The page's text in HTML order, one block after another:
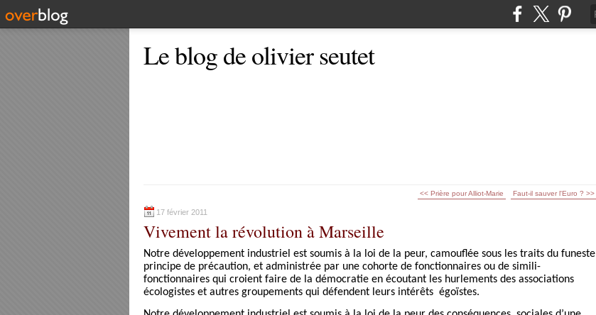
Le blog de olivier seutet
<< Prière pour Alliot-Marie Faut-il sauver l'Euro ? >>
17 février 2011
Vivement la révolution à Marseille
Notre développement industriel est soumis à la loi de la peur, camouflée sous les traits du funeste
principe de précaution, et administrée par une cohorte de fonctionnaires ou de simili-
fonctionnaires qui croient faire de la démocratie en écoutant les hurlements des associations
écologistes et autres groupements qui défendent leurs intérêts égoïstes.